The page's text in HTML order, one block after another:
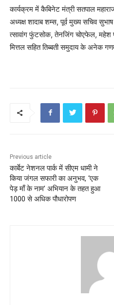
कार्यक्रम में कैबिनेट मंत्री सतपाल
अध्यक्ष शादाब शम्स, पूर्व मुख्य सचिव
त्सावांग फुंटसोक, तेनजिंग चोएफेल, महेश
मित्तल सहित तिब्बती समुदाय के अनेक
Previous article
कार्बेट नेशनल पार्क में सीएम धामी ने
किया जंगल सफारी का अनुभव, ‘एक
पेड़ माँ के नाम’ अभियान के तहत हुआ
1000 से अधिक पौधारोपण